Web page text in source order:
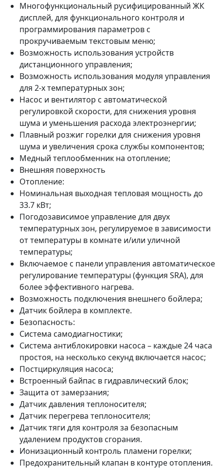
Многофункциональный русифицированный ЖК
дисплей, для функционального контроля и
программирования параметров с
прокручиваемым текстовым меню;
Возможность использования устройств
дистанционного управления;
Возможность использования модуля управления
для 2-х температурных зон;
Насос и вентилятор с автоматической
регулировкой скорости, для снижения уровня
шума и уменьшения расхода электроэнергии;
Плавный розжиг горелки для снижения уровня
шума и увеличения срока службы компонентов;
Медный теплообменник на отопление;
Внешняя поверхность
Отопление:
Номинальная выходная тепловая мощность до
33.7 кВт;
Погодозависимое управление для двух
температурных зон, регулируемое в зависимости
от температуры в комнате и/или уличной
температуры;
Включаемое с панели управления автоматическое
регулирование температуры (функция SRA), для
более эффективного нагрева.
Возможность подключения внешнего бойлера;
Датчик бойлера в комплекте.
Безопасность:
Система самодиагностики;
Система антиблокировки насоса – каждые 24 часа
простоя, на несколько секунд включается насос;
Постциркуляция насоса;
Встроенный байпас в гидравлический блок;
Защита от замерзания;
Датчик давления теплоносителя;
Датчик перегрева теплоносителя;
Датчик тяги для контроля за безопасным
удалением продуктов сгорания.
Ионизационный контроль пламени горелки;
Предохранительный клапан в контуре отопления.